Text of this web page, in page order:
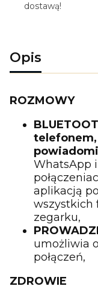
dostawą!
Opis
ROZMOWY
telefonem,
WhatsApp
aplikacją
wszystkich
zegarku,
umożliwia
połączeń,
ZDROWIE